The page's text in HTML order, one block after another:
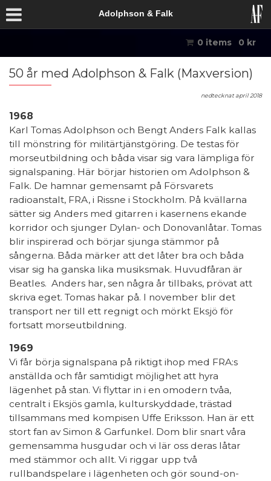
Adolphson & Falk
0 items 0 kr
50 år med Adolphson & Falk (Maxversion)
nedtecknat april 2018
1968
Karl Tomas Adolphson och Bengt Anders Falk kallas
till mönstring för militärtjänstgöring. De testas för
morseutbildning och båda visar sig vara lämpliga för
signalspaning. Här börjar historien om Adolphson &
Falk. De hamnar gemensamt på Försvarets
radioanstalt, FRA, i Rissne i Stockholm. På kvällarna
sätter sig Anders med gitarren i kasernens ekande
korridor och sjunger Dylan- och Donovanlåtar. Tomas
blir inspirerad och börjar sjunga stämmor på
sångerna. Båda märker att det låter bra och båda
visar sig ha ganska lika musiksmak. Huvudfåran är
Beatles. Anders har, sen några år tillbaks, prövat att
skriva eget. Tomas hakar på. I november blir det
transport ner till ett regnigt och mörkt Eksjö för
fortsatt morseutbildning.
1969
Vi får börja signalspana på riktigt ihop med FRA:s
anställda och får samtidigt möjlighet att hyra
lägenhet på stan. Vi flyttar in i en omodern tvåa,
centralt i Eksjös gamla, kulturskyddade, trästad
tillsammans med kompisen Uffe Eriksson. Han är ett
stort fan av Simon & Garfunkel. Dom blir snart våra
gemensamma husgudar och vi lär oss deras låtar
med stämmor och allt. Vi riggar upp två
rullbandspelare i lägenheten och gör sound-on-